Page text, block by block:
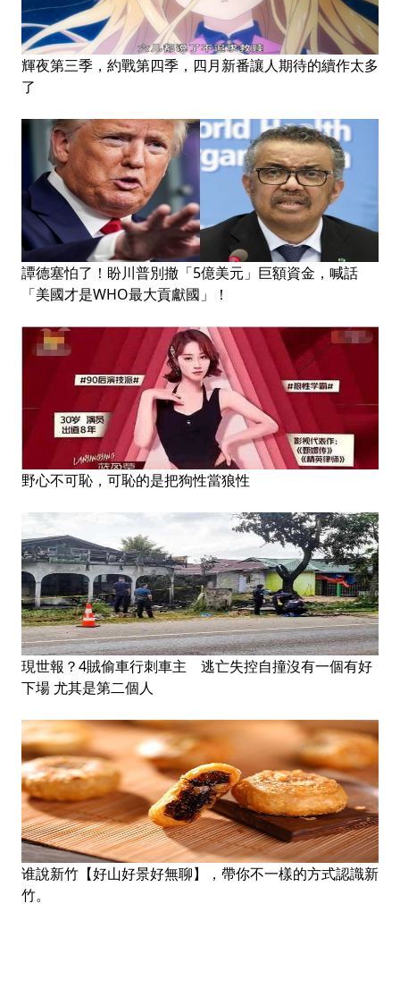
輝夜第三季，約戰第四季，四月新番讓人期待的續作太多
了
譚德塞怕了！盼川普別撤「5億美元」巨額資金，喊話
「美國才是WHO最大貢獻國」！
野心不可恥，可恥的是把狗性當狼性
現世報？4賊偷車行刺車主 逃亡失控自撞沒有一個有好
下場 尤其是第二個人
谁說新竹【好山好景好無聊】，帶你不一樣的方式認識新
竹。